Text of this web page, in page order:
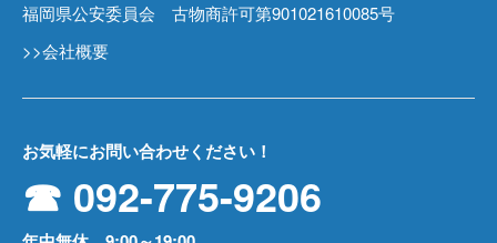
福岡県公安委員会 古物商許可第901021610085号
>>会社概要
お気軽にお問い合わせください！
☎ 092-775-9206